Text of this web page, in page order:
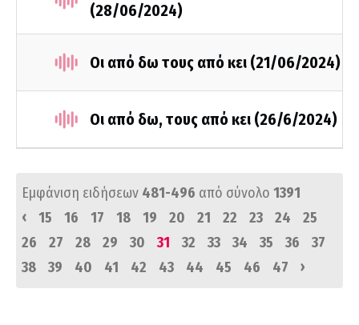
(28/06/2024)
Οι από δω τους από κει (21/06/2024)
Οι από δω, τους από κει (26/6/2024)
Εμφάνιση ειδήσεων 481-496 από σύνολο 1391
‹
15 16 17 18 19 20 21 22 23 24
25
26
27 28 29 30 31 32 33 34 35 36
37
38
39 40 41 42 43 44 45 46 47 ›